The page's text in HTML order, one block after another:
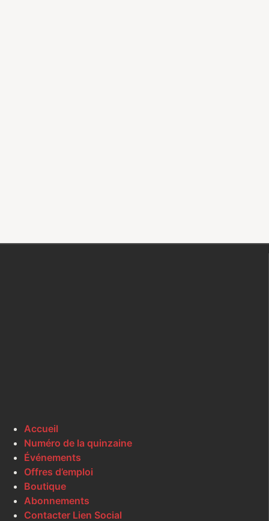
Accueil
Numéro de la quinzaine
Événements
Offres d’emploi
Boutique
Abonnements
Contacter Lien Social